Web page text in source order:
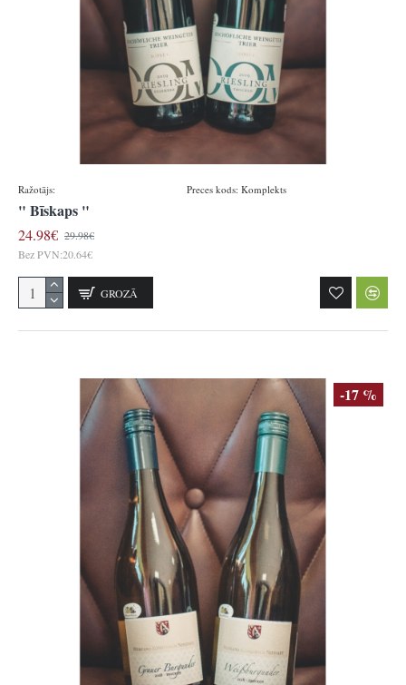
Ražotājs: Preces kods: Komplekts
" Bīskaps "
24.98€ 29.98€
Bez PVN:20.64€
GROZĀ
-17 %